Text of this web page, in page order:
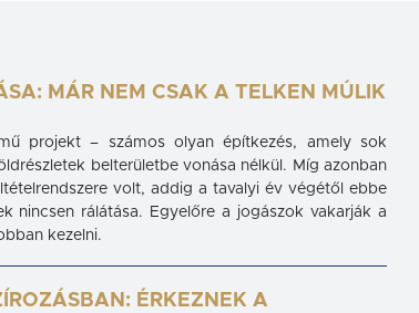
MÁR NEM CSAK A TELKEN MÚLIK
projekt – számos olyan építkezés, amely sok
belterületbe vonása nélkül. Míg azonban
volt, addig a tavalyi év végétől ebbe
nincsen rálátása. Egyelőre a jogászok vakarják a
kezelni.
ÉRKEZNEK A